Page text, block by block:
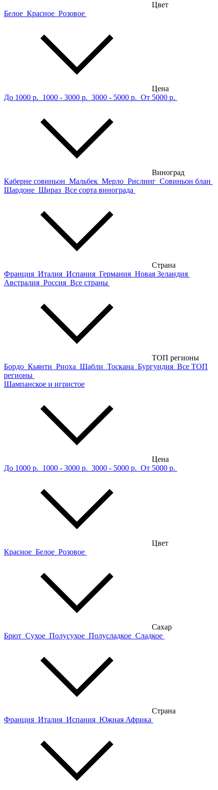
Цвет
Белое Красное Розовое
Цена
До 1000 р. 1000 - 3000 р. 3000 - 5000 р. От 5000 р.
Виноград
Каберне совиньон Мальбек Мерло Рислинг Совиньон блан
Шардоне Шираз Все сорта винограда
Страна
Франция Италия Испания Германия Новая Зеландия
Австралия Россия Все страны
ТОП регионы
Бордо Кьянти Риоха Шабли Тоскана Бургундия Все ТОП
регионы
Шампанское и игристое
Цена
До 1000 р. 1000 - 3000 р. 3000 - 5000 р. От 5000 р.
Цвет
Красное Белое Розовое
Сахар
Брют Сухое Полусухое Полусладкое Сладкое
Страна
Франция Италия Испания Южная Африка